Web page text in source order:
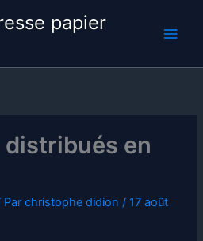
papier
distribués en
Parchristophe didion / 17 août